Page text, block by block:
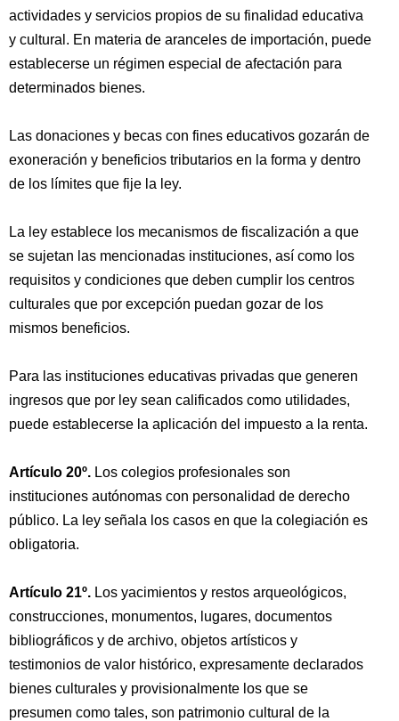
actividades y servicios propios de su finalidad educativa
y cultural. En materia de aranceles de importación, puede
establecerse un régimen especial de afectación para
determinados bienes.
Las donaciones y becas con fines educativos gozarán de
exoneración y beneficios tributarios en la forma y dentro
de los límites que fije la ley.
La ley establece los mecanismos de fiscalización a que
se sujetan las mencionadas instituciones, así como los
requisitos y condiciones que deben cumplir los centros
culturales que por excepción puedan gozar de los
mismos beneficios.
Para las instituciones educativas privadas que generen
ingresos que por ley sean calificados como utilidades,
puede establecerse la aplicación del impuesto a la renta.
Artículo 20º. Los colegios profesionales son
instituciones autónomas con personalidad de derecho
público. La ley señala los casos en que la colegiación es
obligatoria.
Artículo 21º. Los yacimientos y restos arqueológicos,
construcciones, monumentos, lugares, documentos
bibliográficos y de archivo, objetos artísticos y
testimonios de valor histórico, expresamente declarados
bienes culturales y provisionalmente los que se
presumen como tales, son patrimonio cultural de la